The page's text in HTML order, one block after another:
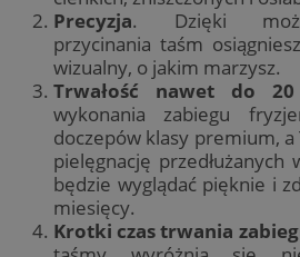
Precyzja. Dzięki
przycinania taśm
wizualny, o jakim marzysz.
Trwałość nawet do
wykonania zabiegu
doczepów klasy premium, a
pielęgnację przedłużanych
będzie wyglądać pięknie i
miesięcy.
Krotki czas trwania